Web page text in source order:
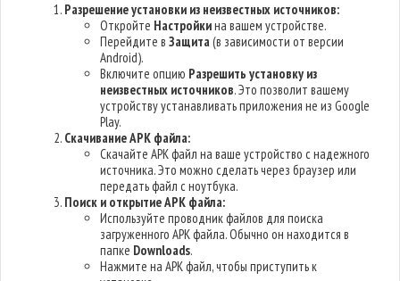
Разрешение установки из неизвестных источников:
Откройте Настройкина вашем устройстве.
Перейдите вЗащита(в зависимости от версии
Android).
Включите опцию Разрешить установку из
неизвестных источников. Это позволит вашему
устройству устанавливать приложения не из Google
Play.
Скачивание APK файла:
Скачайте APK файл на ваше устройство с надежного
источника. Это можно сделать через браузер или
передать файл с ноутбука.
Поиск и открытие APK файла:
Используйте проводник файлов для поиска
загруженного APK файла. Обычно он находится в
папке Downloads.
Нажмите на APK файл, чтобы приступить к